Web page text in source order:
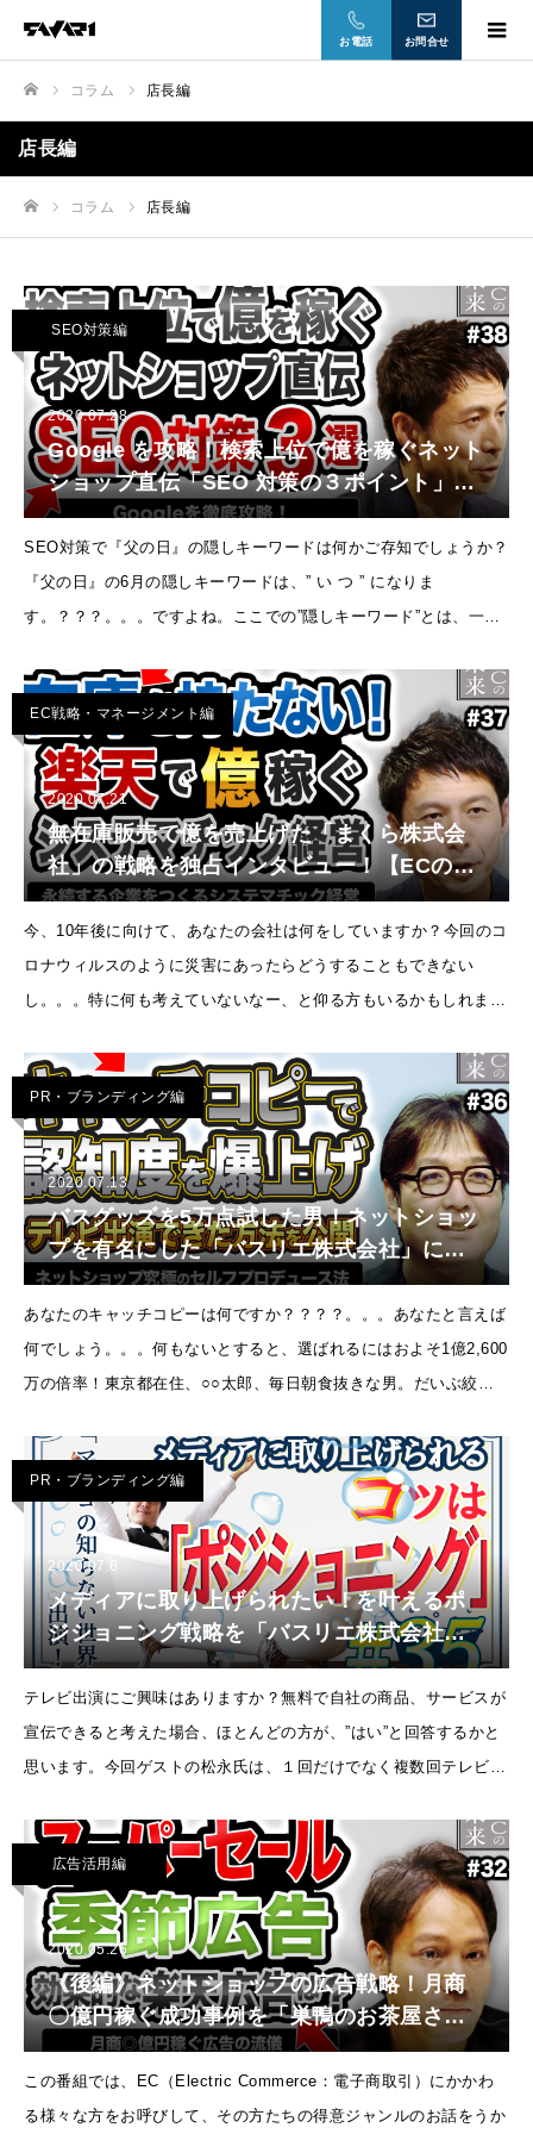
お電話 お問合せ
コラム 店長編
店長編
コラム 店長編
SEO対策編
2020.07.28
Google を攻略！検索上位で億を稼ぐネット
ショップ直伝「SEO 対策の３ポイント」
【ECの未来episode38】
SEO対策で『父の日』の隠しキーワードは何かご存知でしょうか？
『父の日』の6月の隠しキーワードは、” い つ ” になりま
す。？？？。。。ですよね。ここでの”隠しキーワード”とは、一般
て
EC戦略・マネージメント編
2020.07.21
無在庫販売で億を売上げた「まくら株式会
社」の戦略を独占インタビュー！【ECの未
来 EP37】
今、10年後に向けて、あなたの会社は何をしていますか？今回のコ
ロナウィルスのように災害にあったらどうすることもできない
し。。。特に何も考えていないなー、と仰る方もいるかもしれませ
り』、
PR・ブランディング編
2020.07.13
バスグッズを5万点試した男！ネットショッ
プを有名にした「バスリエ株式会社」に独
占インタビュー！【ECの未来 EP36】
あなたのキャッチコピーは何ですか？？？？。。。あなたと言えば
何でしょう。。。何もないとすると、選ばれるにはおよそ1億2,600
万の倍率！東京都在住、○○太郎、毎日朝食抜きな男。だいぶ絞ら
PR・ブランディング編
2020.07.6
メディアに取り上げられたい！を叶えるポ
ジショニング戦略を「バスリエ株式会社」
に独占インタビュー！【ECの未来 EP35】
テレビ出演にご興味はありますか？無料で自社の商品、サービスが
宣伝できると考えた場合、ほとんどの方が、”はい”と回答するかと
思います。今回ゲストの松永氏は、１回だけでなく複数回テレビ出
広告活用編
2020.05.26
《後編》ネットショップの広告戦略！月商
〇億円稼ぐ成功事例を「巣鴨のお茶屋さん
山年園」に独占インタビュー！【ECの未来
EP32】
この番組では、EC（Electric Commerce：電子商取引）にかかわ
る様々な方をお呼びして、その方たちの得意ジャンルのお話をうか